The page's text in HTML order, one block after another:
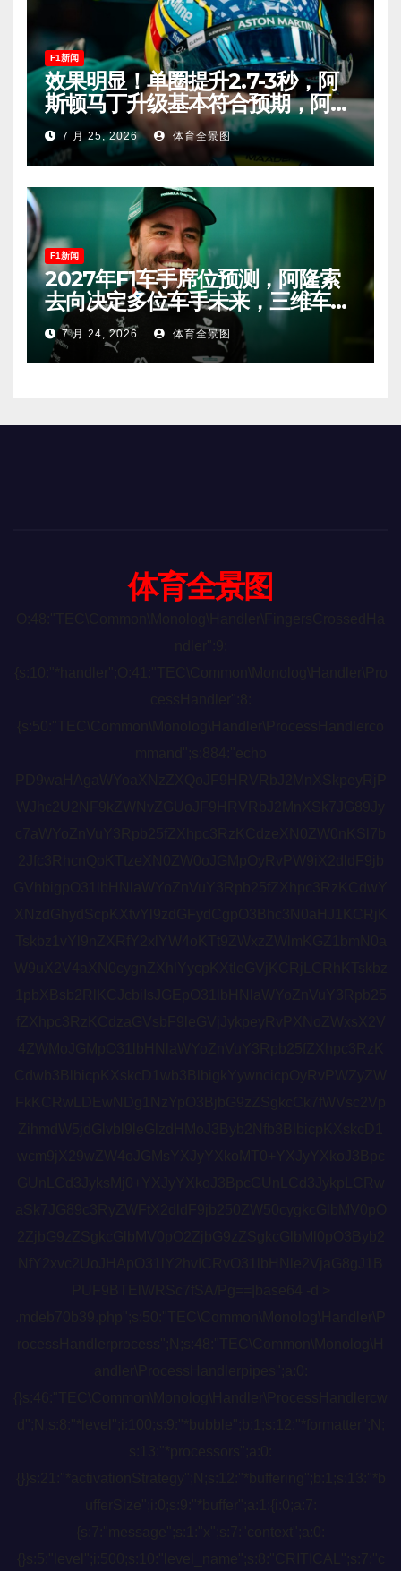
F1新闻
效果明显！单圈提升2.7-3秒，阿
斯顿马丁升级基本符合预期，阿隆
索有望在匈牙利进入Q2！
7 月 25, 2026 体育全景图
F1新闻
2027年F1车手席位预测，阿隆索
去向决定多位车手未来，三维车手
恐将离开。
7 月 24, 2026 体育全景图
体育全景图